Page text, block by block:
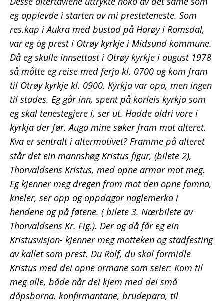
eg opplevde i starten av mi presteteneste. Som
res.kap i Aukra med bustad på Harøy i Romsdal,
var eg òg prest i Otrøy kyrkje i Midsund kommune.
Då eg skulle innsettast i Otrøy kyrkje i august 1978
så måtte eg reise med ferja kl. 0700 og kom fram
til Otrøy kyrkje kl. 0900. Kyrkja var opa, men ingen
til stades. Eg går inn, spent på korleis kyrkja som
eg skal tenestegjere i, ser ut. Hadde aldri vore i
kyrkja der før. Auga mine søker fram mot alteret.
Kva er sentralt i altermotivet? Framme på alteret
står det ein mannshøg Kristus figur, (bilete 2),
Thorvaldsens Kristus, med opne armar mot meg.
Eg kjenner meg dregen fram mot den opne famna,
kneler, ser opp og oppdagar naglemerka i
hendene og på føtene. ( bilete 3. Nærbilete av
Thorvaldsens Kr. Fig.). Der og då får eg ein
Kristusvisjon- kjenner meg motteken og stadfesting
av kallet som prest. Du Rolf, du skal formidle
Kristus med dei opne armane som seier: Kom til
meg alle, både når dei kjem med dei små
dåpsbarna, konfirmantane, brudepara, til